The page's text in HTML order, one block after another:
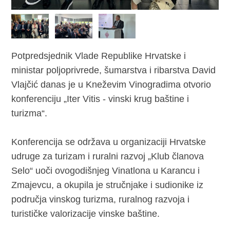
Potpredsjednik Vlade Republike Hrvatske i
ministar poljoprivrede, šumarstva i ribarstva David
Vlajčić danas je u Kneževim Vinogradima otvorio
konferenciju „Iter Vitis - vinski krug baštine i
turizma“.
Konferencija se održava u organizaciji Hrvatske
udruge za turizam i ruralni razvoj „Klub članova
Selo“ uoči ovogodišnjeg Vinatlona u Karancu i
Zmajevcu, a okupila je stručnjake i sudionike iz
područja vinskog turizma, ruralnog razvoja i
turističke valorizacije vinske baštine.